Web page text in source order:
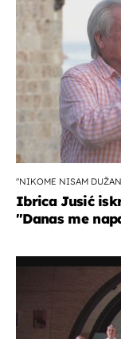
"NIKOME NISAM
Ibrica Jusić
"Danas me